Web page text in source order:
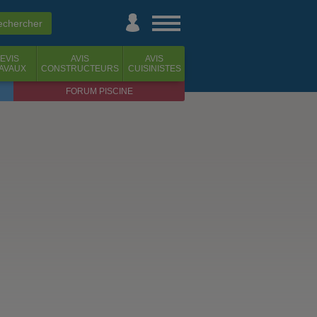
AVIS
CONSTRUCTEURS
AVIS
CUISINISTES
FORUM PISCINE